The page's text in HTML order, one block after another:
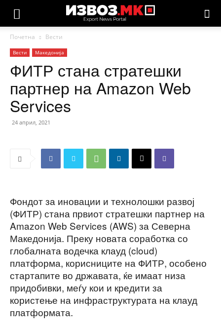
Почетна Вести
Вести Македонија
ФИТР стана стратешки
партнер на Amazon Web
Services
24 април, 2021
Фондот за иновации и технолошки развој
(ФИТР) стана првиот стратешки партнер на
Amazon Web Services (AWS) за Северна
Македонија. Преку новата соработка со
глобалната водечка клауд (cloud)
платформа, корисниците на ФИТР, особено
стартапите во државата, ќе имаат низа
придобивки, меѓу кои и кредити за
користење на инфраструктурата на клауд
платформата.